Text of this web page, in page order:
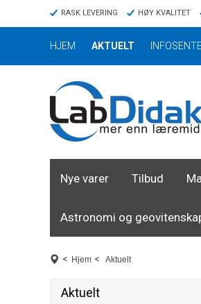
RASK LEVERING HØY KVALITET
HJEM AKTUELT
Nye varer Tilbud
Astronomi og
< Hjem < Aktuelt
Aktuelt